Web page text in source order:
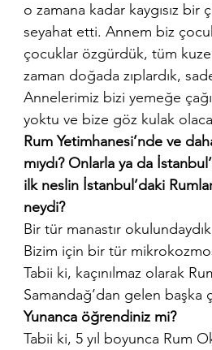
o zamana kadar kaygısız
seyahat etti. Annem biz
çocuklar özgürdük, tüm
zaman doğada zıplardık,
Annelerimiz bizi yemeğe
yoktu ve bize göz kulak
Rum Yetimhanesi’nde ve
mıydı? Onlarla ya da
ilk neslin İstanbul’daki
neydi?
Bir tür manastır
Bizim için bir tür
Tabii ki, kaçınılmaz olarak
Samandağ’dan gelen başka
Yunanca öğrendiniz mi?
Tabii ki, 5 yıl boyunca Rum